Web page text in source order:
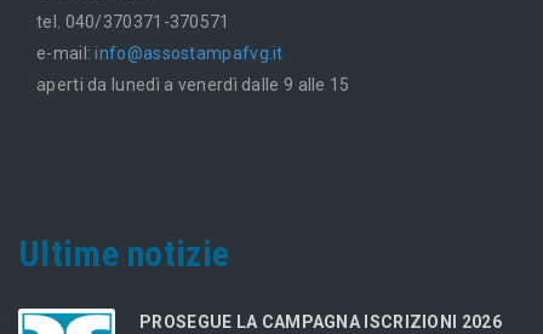
tel. 040/370371-370571
e-mail:info@assostampafvg.it
aperti da lunedì a venerdì dalle 9 alle 15
Ultime notizie
PROSEGUE LA CAMPAGNA ISCRIZIONI 2026